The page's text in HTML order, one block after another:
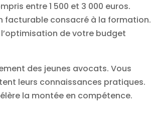
entre 1 500 et 3 000 euros.
facturable consacré à la formation.
de votre budget
des jeunes avocats. Vous
leurs connaissances pratiques.
la montée en compétence.